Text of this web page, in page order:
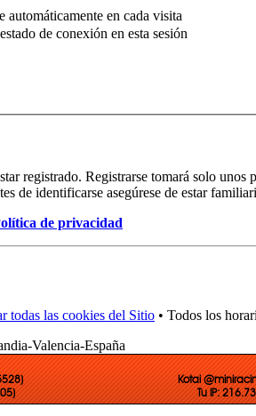
automáticamente en cada visita
de conexión en esta sesión
registrado. Registrarse tomará solo
de identificarse asegúrese de estar
de privacidad
todas las cookies del Sitio • Todos los
Valencia-España
Kotai
Tu IP: